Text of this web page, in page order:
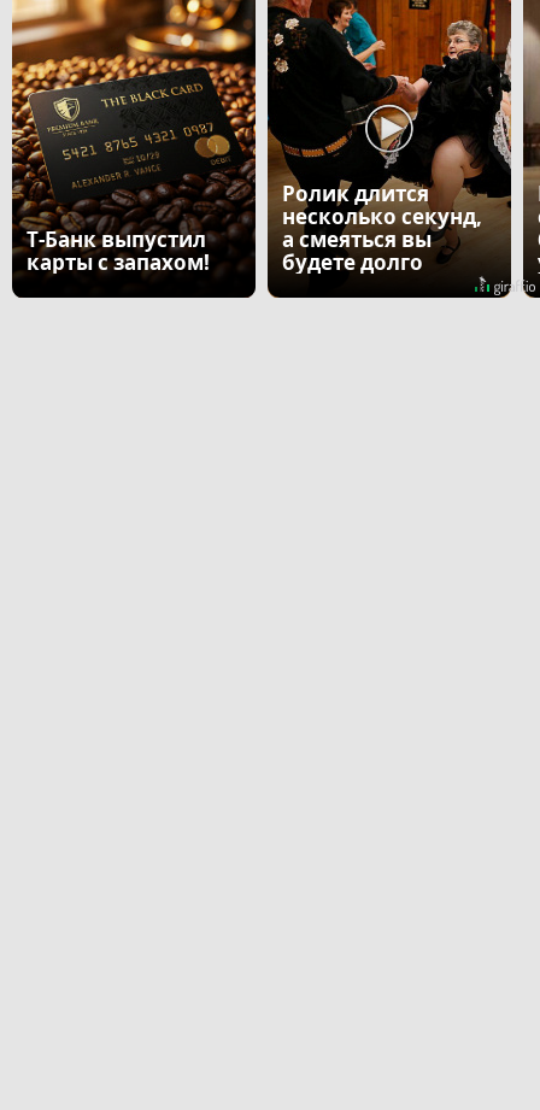
Т-Банк выпустил
карты с запахом!
Ролик длится
несколько секунд,
а смеяться вы
будете долго